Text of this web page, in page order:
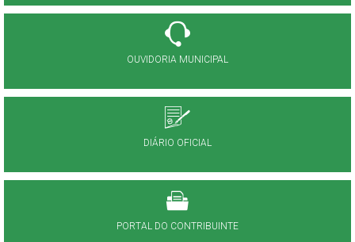
OUVIDORIA MUNICIPAL
DIÁRIO OFICIAL
PORTAL DO CONTRIBUINTE